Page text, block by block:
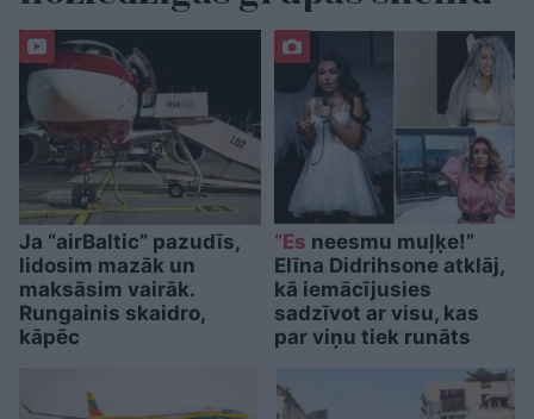
Ja “airBaltic” pazudīs,
lidosim mazāk un
maksāsim vairāk.
Rungainis skaidro,
kāpēc
“Es neesmu muļķe!”
Elīna Didrihsone atklāj,
kā iemācījusies
sadzīvot ar visu, kas
par viņu tiek runāts